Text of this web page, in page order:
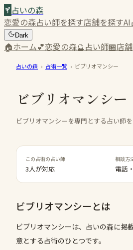
占いの森
恋愛の森占い師を探す店舗を探すAI
Dark
🏠ホーム💕恋愛の森🔮占い師🏪店舗
占いの森 › 占術一覧 › ビブリオマンシー
ビブリオマンシー
ビブリオマンシーを専門とする占い師を
この占術の占い師
3人が対応
相談方
電話
ビブリオマンシーとは
ビブリオマンシーは、占いの森に掲
意とする占術のひとつです。